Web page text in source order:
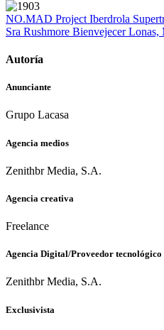
NO.MAD Project Iberdrola
Sra Rushmore Bienvejecer Lonas,
Autoría
Anunciante
Grupo Lacasa
Agencia medios
Zenithbr Media, S.A.
Agencia creativa
Freelance
Agencia Digital/Proveedor tecnológico
Zenithbr Media, S.A.
Exclusivista